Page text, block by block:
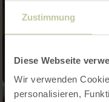
Zustimmung
Diese Webseite
Wir verwenden
personalisieren,